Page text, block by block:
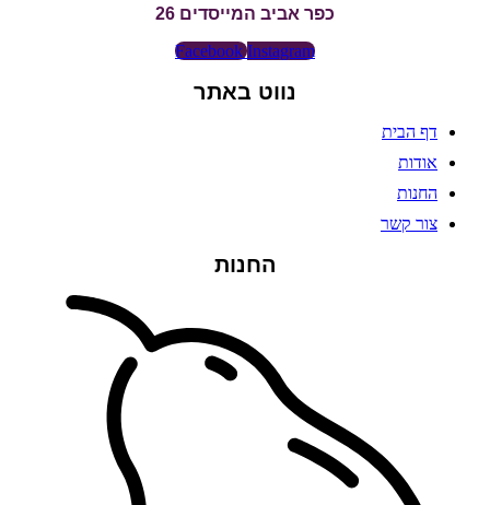
כפר אביב המייסדים 26
Facebook Instagram
נווט באתר
דף הבית
אודות
החנות
צור קשר
החנות